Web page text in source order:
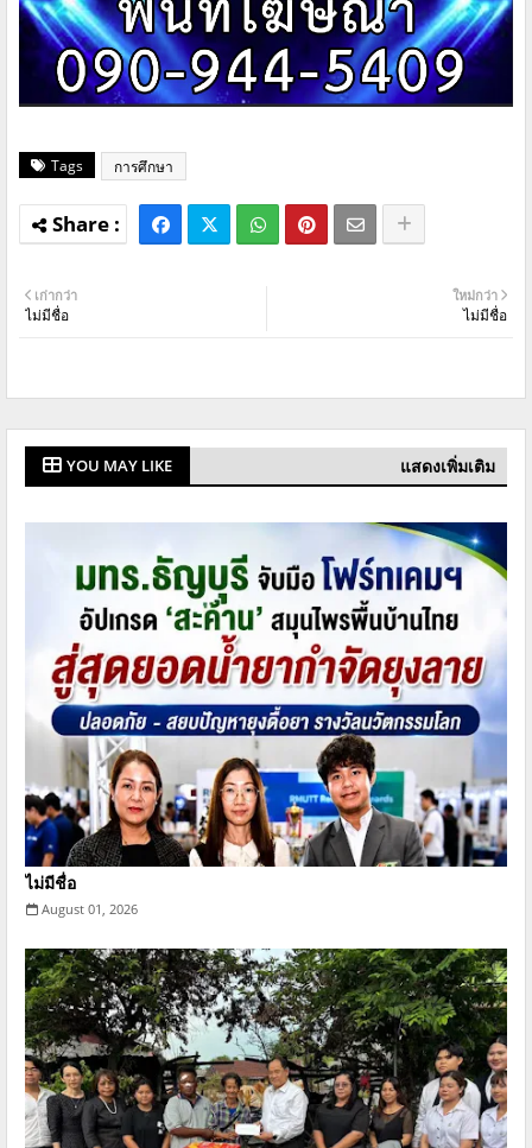
Tags การศึกษา
ใหม่กว่า
ไม่มีชื่อ
เก่ากว่า
ไม่มีชื่อ
YOU MAY LIKE แสดงเพิ่มเติม
ไม่มีชื่อ
August 01, 2026